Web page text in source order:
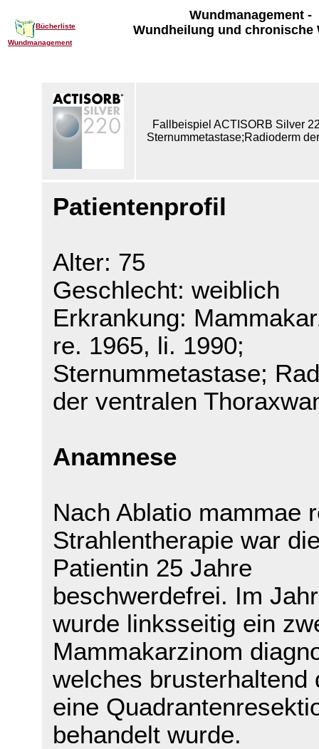
Bücherliste
Wundmanagement
Wundmanagement -
Wundheilung und chronische
Fallbeispiel ACTISORB Silver
Sternummetastase;Radioderm
Patientenprofil
Alter: 75
Geschlecht: weiblich
Erkrankung:
re. 1965, li. 1990;
Sternummetastase;
der ventralen
Anamnese
Nach Ablatio mammae
Strahlentherapie war
Patientin 25 Jahre
beschwerdefrei. Im
wurde linksseitig ein
Mammakarzinom
welches brusterhaltend
eine
behandelt wurde.